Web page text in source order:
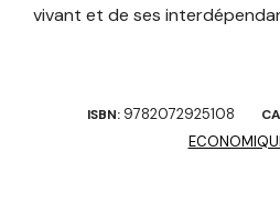
vivant et de ses
ISBN: 9782072925108